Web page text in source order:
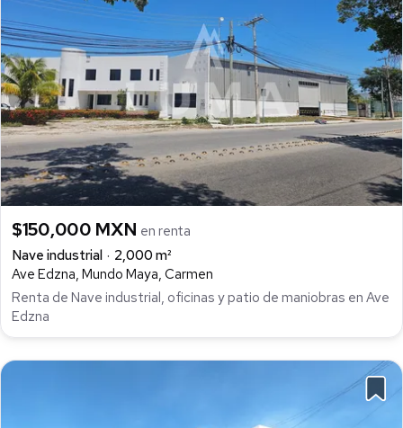
$150,000 MXN en renta
Nave industrial
2,000 m²
Ave Edzna, Mundo Maya, Carmen
Renta de Nave industrial, oficinas y patio de maniobras en Ave
Edzna